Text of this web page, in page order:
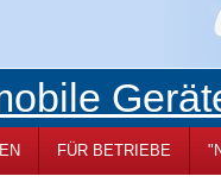
FÜR BETRIEBE